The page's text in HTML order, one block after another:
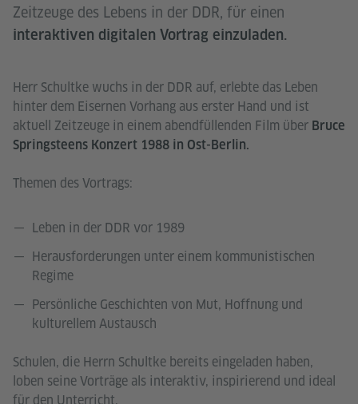
Zeitzeuge des Lebens in der DDR, für einen
interaktiven digitalen Vortrag einzuladen.
Herr Schultke wuchs in der DDR auf, erlebte das Leben
hinter dem Eisernen Vorhang aus erster Hand und ist
aktuell Zeitzeuge in einem abendfüllenden Film über Bruce
Springsteens Konzert 1988 in Ost-Berlin.
Themen des Vortrags:
Leben in der DDR vor 1989
Herausforderungen unter einem kommunistischen
Regime
Persönliche Geschichten von Mut, Hoffnung und
kulturellem Austausch
Schulen, die Herrn Schultke bereits eingeladen haben,
loben seine Vorträge als interaktiv, inspirierend und ideal
für den Unterricht.